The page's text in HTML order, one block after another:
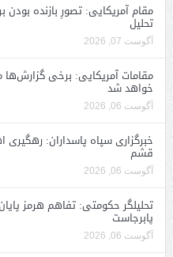
مقام آمریکایی: تصورِ بازنده
تحلیل
آگوست 07, 2026
مقامات آمریکایی: برخی
خواهد شد
آگوست 06, 2026
خبرگزاری سپاه پاسداران:
قشم
آگوست 06, 2026
تحلیلگر حکومتی: تفاهم هرمز
پابرجاست
آگوست 06, 2026